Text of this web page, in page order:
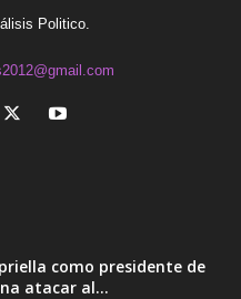
Politico.
como presidente de
atacar al...